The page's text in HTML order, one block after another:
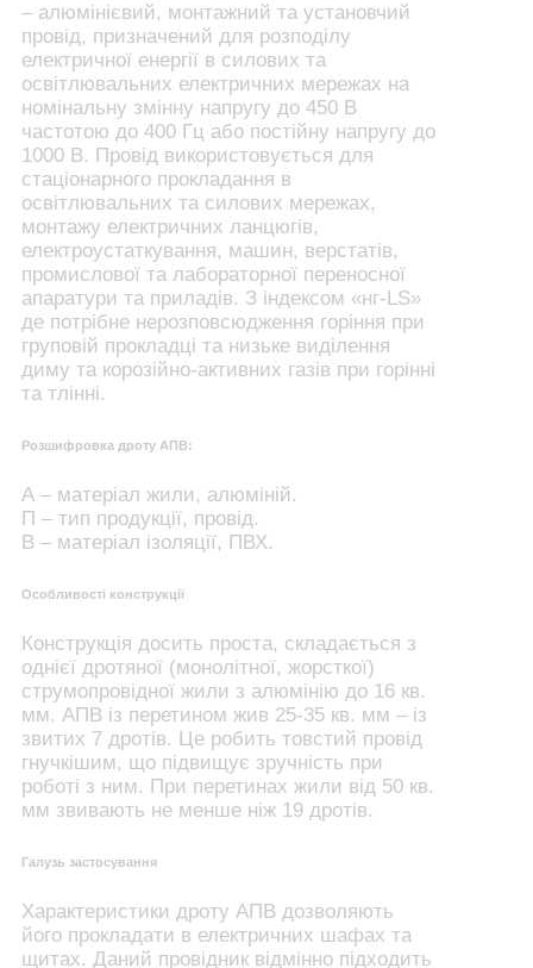
– алюмінієвий, монтажний та установчий
провід, призначений для розподілу
електричної енергії в силових та
освітлювальних електричних мережах на
номінальну змінну напругу до 450 В
частотою до 400 Гц або постійну напругу до
1000 В. Провід використовується для
стаціонарного прокладання в
освітлювальних та силових мережах,
монтажу електричних ланцюгів,
електроустаткування, машин, верстатів,
промислової та лабораторної переносної
апаратури та приладів. З індексом «нг-LS»
де потрібне нерозповсюдження горіння при
груповій прокладці та низьке виділення
диму та корозійно-активних газів при горінні
та тлінні.
Розшифровка дроту АПВ:
А – матеріал жили, алюміній.
П – тип продукції, провід.
В – матеріал ізоляції, ПВХ.
Особливості конструкції
Конструкція досить проста, складається з
однієї дротяної (монолітної, жорсткої)
струмопровідної жили з алюмінію до 16 кв.
мм. АПВ із перетином жив 25-35 кв. мм – із
звитих 7 дротів. Це робить товстий провід
гнучкішим, що підвищує зручність при
роботі з ним. При перетинах жили від 50 кв.
мм звивають не менше ніж 19 дротів.
Галузь застосування
Характеристики дроту АПВ дозволяють
його прокладати в електричних шафах та
щитах. Даний провідник відмінно підходить